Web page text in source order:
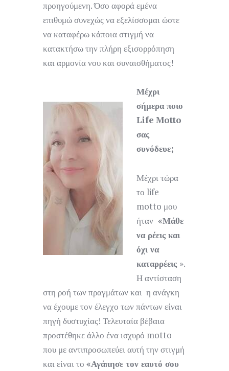
προηγούμενη. Όσο αφορά εμένα
επιθυμώ συνεχώς να εξελίσσομαι ώστε
να καταφέρω κάποια στιγμή να
κατακτήσω την πλήρη εξισορρόπηση
και αρμονία νου και συναισθήματος!
Μέχρι
σήμερα ποιο
Life Motto
σας
συνόδευε;
Μέχρι τώρα
το life
motto μου
ήταν «Μάθε
να ρέεις και
όχι να
καταρρέεις ».
Η αντίσταση
στη ροή των πραγμάτων και η ανάγκη
να έχουμε τον έλεγχο των πάντων είναι
πηγή δυστυχίας! Τελευταία βέβαια
προστέθηκε άλλο ένα ισχυρό motto
που με αντιπροσωπεύει αυτή την στιγμή
και είναι το «Αγάπησε τον εαυτό σου